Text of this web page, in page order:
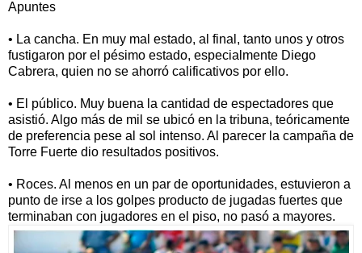
Apuntes
• La cancha. En muy mal estado, al final, tanto unos y otros
fustigaron por el pésimo estado, especialmente Diego
Cabrera, quien no se ahorró calificativos por ello.
• El público. Muy buena la cantidad de espectadores que
asistió. Algo más de mil se ubicó en la tribuna, teóricamente
de preferencia pese al sol intenso. Al parecer la campaña de
Torre Fuerte dio resultados positivos.
• Roces. Al menos en un par de oportunidades, estuvieron a
punto de irse a los golpes producto de jugadas fuertes que
terminaban con jugadores en el piso, no pasó a mayores.